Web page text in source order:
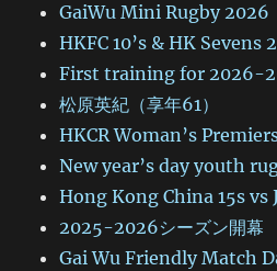
GaiWu Mini Rugby 2026
HKFC 10’s & HK Sevens
First training for 2026-
松原英紀（享年61）
HKCR Woman’s
New year’s day youth
Hong Kong China 15s vs
2025-2026シーズン開幕
Gai Wu Friendly Match